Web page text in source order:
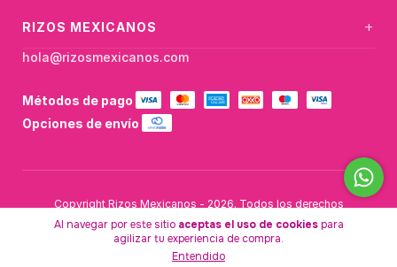
Al navegar por este sitio aceptas el uso de cookiespara
agilizar tu experiencia de compra.
Entendido
RIZOS MEXICANOS +
hola@rizosmexicanos.com
Métodos de pago
Opciones de envío
Copyright Rizos Mexicanos - 2026. Todos los derechos
reservados.